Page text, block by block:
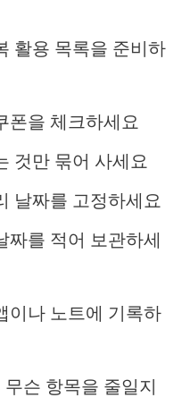
활용 목록을 준비하
폰을 체크하세요
것만 묶어 사세요
날짜를 고정하세요
짜를 적어 보관하세
이나 노트에 기록하
무슨 항목을 줄일지